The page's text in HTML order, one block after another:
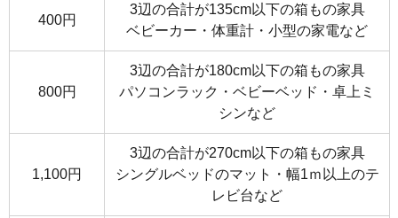
400円
3辺の合計が135cm以下の箱もの家具
ベビーカー・体重計・小型の家電など
800円
3辺の合計が180cm以下の箱もの家具
パソコンラック・ベビーベッド・卓上ミ
シンなど
1,100円
3辺の合計が270cm以下の箱もの家具
シングルベッドのマット・幅1ｍ以上のテ
レビ台など